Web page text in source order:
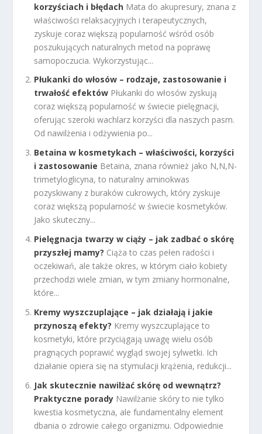
korzyściach i błędach Mata do akupresury, znana z
właściwości relaksacyjnych i terapeutycznych,
zyskuje coraz większą popularność wśród osób
poszukujących naturalnych metod na poprawę
samopoczucia. Wykorzystując...
Płukanki do włosów – rodzaje, zastosowanie i
trwałość efektów Płukanki do włosów zyskują
coraz większą popularność w świecie pielęgnacji,
oferując szeroki wachlarz korzyści dla naszych pasm.
Od nawilżenia i odżywienia po...
Betaina w kosmetykach – właściwości, korzyści
i zastosowanie Betaina, znana również jako N,N,N-
trimetyloglicyna, to naturalny aminokwas
pozyskiwany z buraków cukrowych, który zyskuje
coraz większą popularność w świecie kosmetyków.
Jako skuteczny...
Pielęgnacja twarzy w ciąży – jak zadbać o skórę
przyszłej mamy? Ciąża to czas pełen radości i
oczekiwań, ale także okres, w którym ciało kobiety
przechodzi wiele zmian, w tym zmiany hormonalne,
które...
Kremy wyszczuplające – jak działają i jakie
przynoszą efekty? Kremy wyszczuplające to
kosmetyki, które przyciągają uwagę wielu osób
pragnących poprawić wygląd swojej sylwetki. Ich
działanie opiera się na stymulacji krążenia, redukcji...
Jak skutecznie nawilżać skórę od wewnątrz?
Praktyczne porady Nawilżanie skóry to nie tylko
kwestia kosmetyczna, ale fundamentalny element
dbania o zdrowie całego organizmu. Odpowiednie